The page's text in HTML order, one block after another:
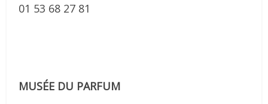
01 53 68 27 81
MUSÉE DU PARFUM